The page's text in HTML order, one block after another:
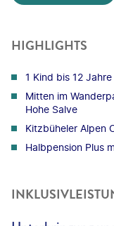
HIGHLIGHTS
1 Kind bis 12
Mitten im
Hohe Salve
Kitzbüheler Alpen
Halbpension Plus